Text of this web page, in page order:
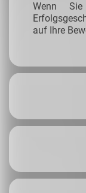
Wenn
auf Ihre